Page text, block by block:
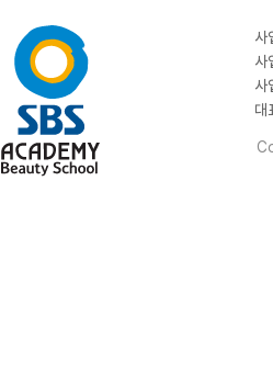
사
사
사
대